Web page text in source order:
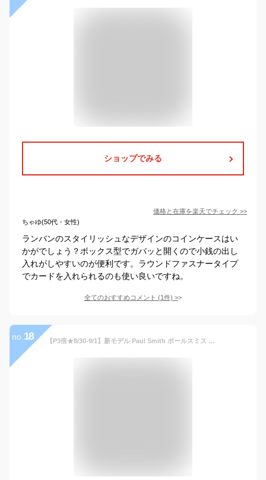
ショップでみる
価格と在庫を楽天でチェック >>
ちゃゆ(50代・女性)
ランバンのスタイリッシュなデザインのコインケースはい
かがでしょう？ボックス型でガバッと開くので小銭の出し
入れがしやすいのが便利です。ラウンドファスナータイプ
でカードを入れられるのも使い良いですね。
全てのおすすめコメント (1件) >
no. 18 【P3倍★8/30-9/1】新モデル Paul Smith ポールスミス コインケース 財布 ブライトストライププラー SS24 カード＆コインケース カードケース 813019 P910 メンズ レディース ブランド 正規品 新品 ギフト プレゼント 男性 誕生日 ミニ財布 パスケース 定期入れ 小銭入れ